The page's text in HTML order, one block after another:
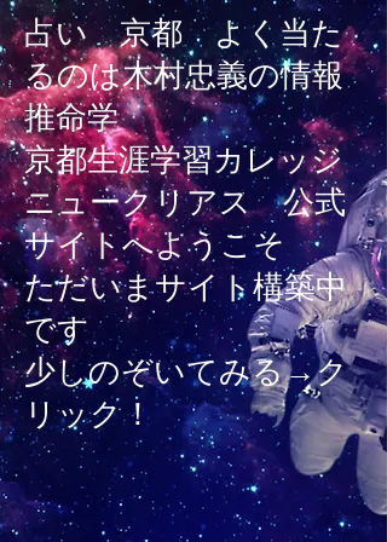
占い 京都 よく当た
るのは木村忠義の情報
推命学
京都生涯学習カレッジ
ニュークリアス 公式
サイトへようこそ
ただいまサイト構築中
です
​少しのぞいてみる→ク
リック！